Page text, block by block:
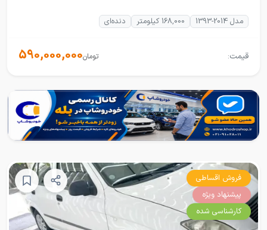
مدل 2014-1393 168,000 کیلومتر دنده‌ای
قیمت: 590,000,000تومان
فروش اقساطی
پیشنهاد ویژه
کارشناسی شده